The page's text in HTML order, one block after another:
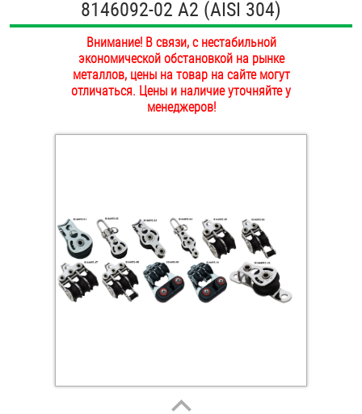
ОПЛАТА И ДОСТАВКА
НАШИ МАГАЗИНЫ
Втулки
Инструмент
Крюки, кольца с метрической резьбой
Оснастка и аксессуары для яхт
8146092-02 А2 (AISI 304)
Внимание! В связи, с нестабильной
экономической обстановкой на рынке
металлов, цены на товар на сайте могут
отличаться. Цены и наличие уточняйте у
менеджеров!